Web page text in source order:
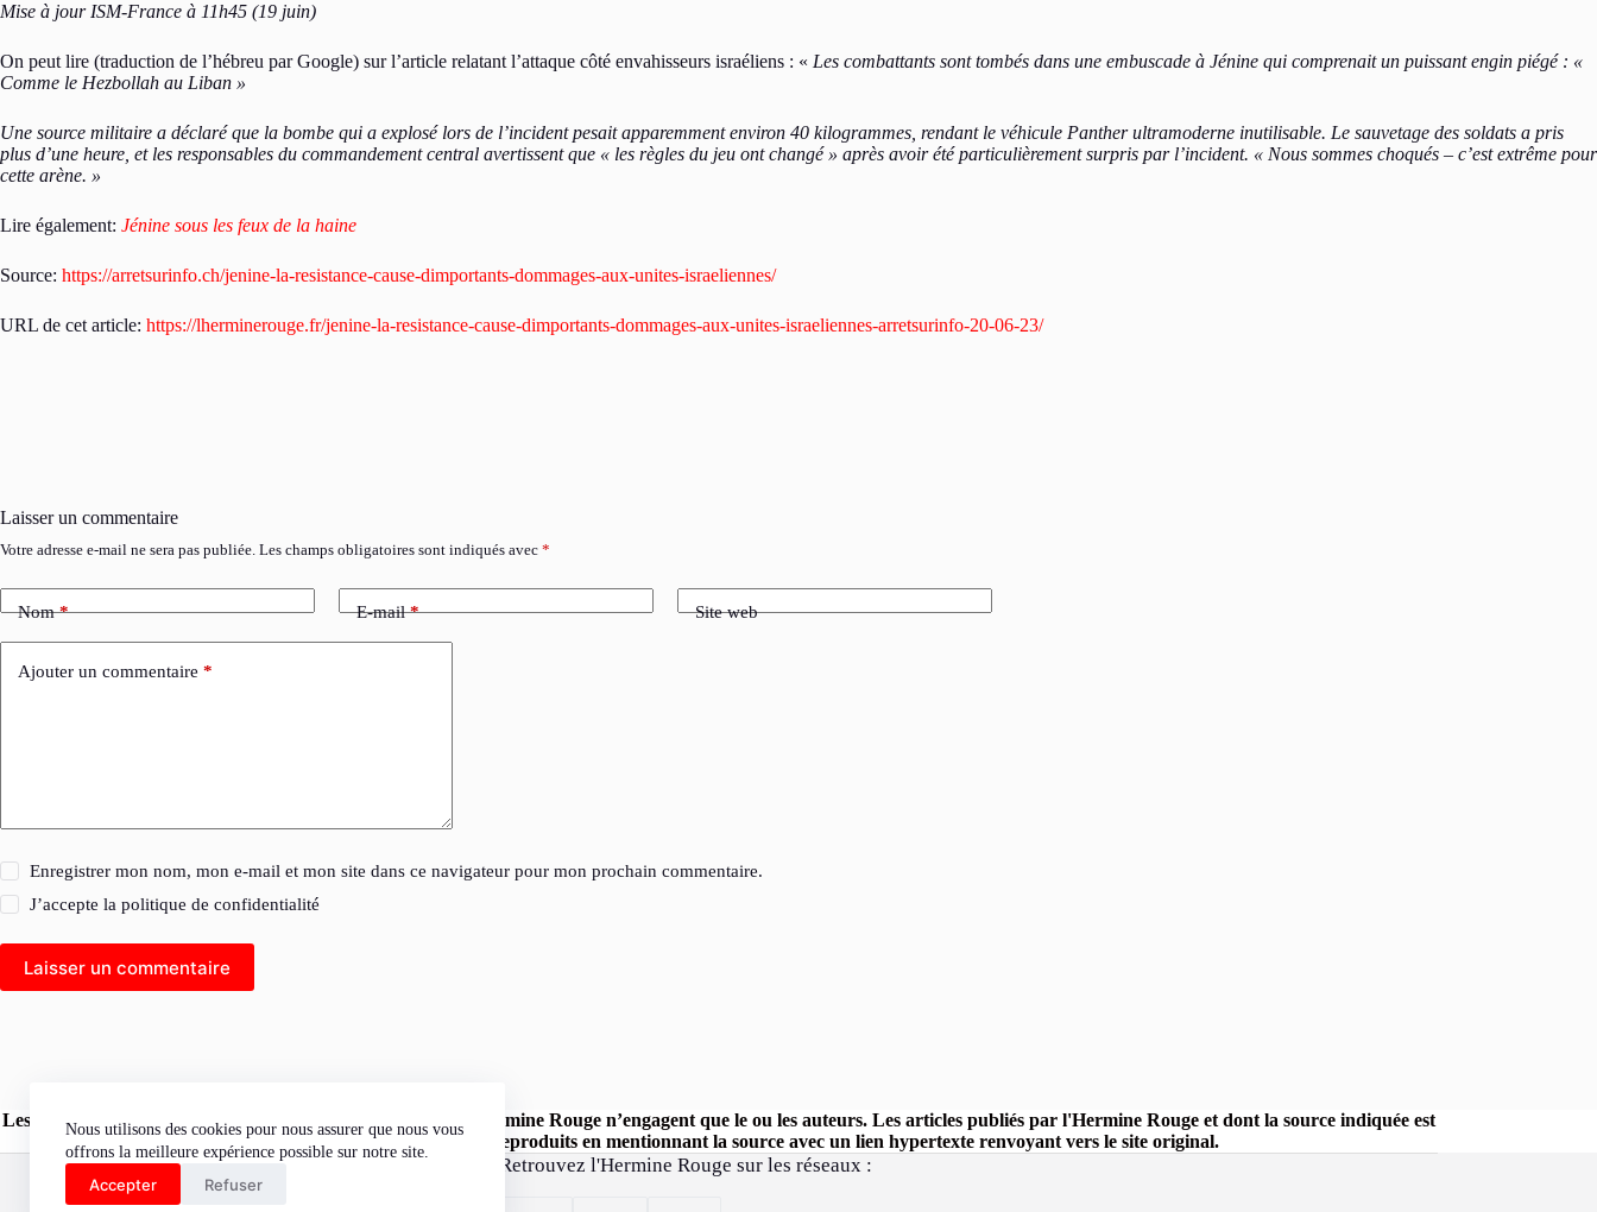
Nous utilisons des cookies pour nous assurer que nous vous
offrons la meilleure expérience possible sur notre site.
Accepter Refuser
Mise à jour ISM-France à 11h45 (19 juin)
On peut lire (traduction de l’hébreu par Google) sur l’article relatant l’attaque côté envahisseurs israéliens : « Les combattants sont tombés dans une embuscade à Jénine qui comprenait un puissant engin piégé : «
Comme le Hezbollah au Liban »
Une source militaire a déclaré que la bombe qui a explosé lors de l’incident pesait apparemment environ 40 kilogrammes, rendant le véhicule Panther ultramoderne inutilisable. Le sauvetage des soldats a pris
plus d’une heure, et les responsables du commandement central avertissent que « les règles du jeu ont changé » après avoir été particulièrement surpris par l’incident. « Nous sommes choqués – c’est extrême pour
cette arène. »
Lire également: Jénine sous les feux de la haine
Source: https://arretsurinfo.ch/jenine-la-resistance-cause-dimportants-dommages-aux-unites-israeliennes/
URL de cet article: https://lherminerouge.fr/jenine-la-resistance-cause-dimportants-dommages-aux-unites-israeliennes-arretsurinfo-20-06-23/
Laisser un commentaire
Votre adresse e-mail ne sera pas publiée. Les champs obligatoires sont indiqués avec *
Nom* E-mail* Site web
Ajouter un commentaire *
Enregistrer mon nom, mon e-mail et mon site dans ce navigateur pour mon prochain commentaire.
J’accepte lapolitique de confidentialité
Laisser un commentaire
Les opinions exprimées dans les articles publiés sur le site l'Hermine Rouge n’engagent que le ou les auteurs. Les articles publiés par l'Hermine Rouge et dont la source indiquée est
« l'Hermine Rouge » peuvent être reproduits en mentionnant la source avec un lien hypertexte renvoyant vers le site original.
Retrouvez l'Hermine Rouge sur les réseaux :